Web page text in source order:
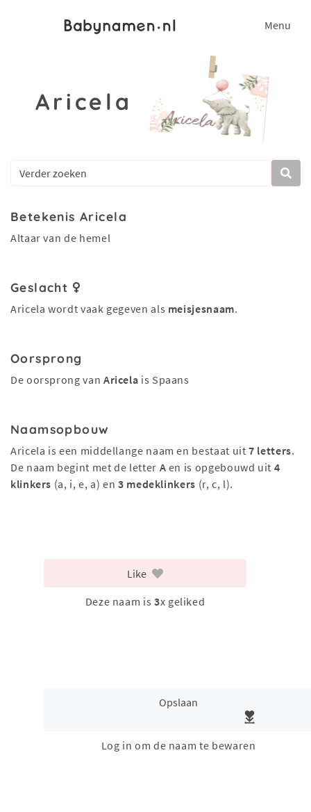
Menu
Aricela
Betekenis Aricela
Altaar van de hemel
Geslacht
Aricela wordt vaak gegeven als meisjesnaam.
Oorsprong
De oorsprong van Aricela is Spaans
Naamsopbouw
Aricela is een middellange naam en bestaat uit7 letters.
De naam begint met de letter A en is opgebouwd uit 4
klinkers (a, i, e, a) en3 medeklinkers (r, c, l).
Like
Deze naam is 3x geliked
Opslaan
Log in om de naam te bewaren